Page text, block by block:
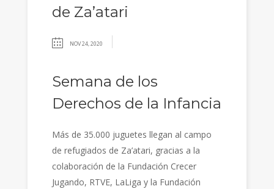
de Za’atari
NOV 24, 2020
Semana de los
Derechos de la Infancia
Más de 35.000 juguetes llegan al campo
de refugiados de Za’atari, gracias a la
colaboración de la Fundación Crecer
Jugando, RTVE, LaLiga y la Fundación